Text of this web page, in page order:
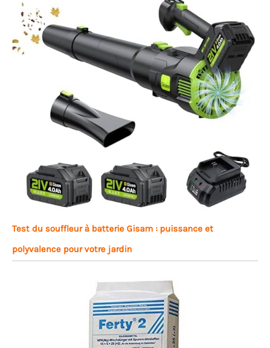
Test du souffleur à batterie Gisam : puissance et
polyvalence pour votre jardin